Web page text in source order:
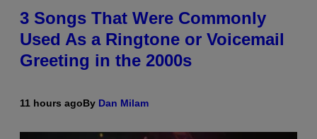
3 Songs That Were Commonly
Used As a Ringtone or Voicemail
Greeting in the 2000s
11 hours agoBy Dan Milam